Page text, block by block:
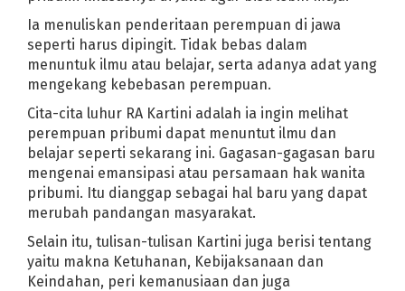
CAPRES DAN CAWAPRES TAHUN 2019
Prabowo 44,29%
Pembangkit Listrik dari Sampah Hasilkan
dengan Harga Murah
Looping dalam Looping Disertai
Kasih Gayus Tambunan
Hantam Laos 6-0, Indonesia
di Grup Maut Kejuaran Bulutangkis
Penanganan Gempa Berjalan Cepat, SBY Puas
Lengkap Sepakbola Piala Dunia 2010
Dalam Dua Pekan, KCB 2 Ditonton 1,5 Juta
United Incar Zidane Baru
Ferrari 458 Polesan Teknologi
Sharapova, Petenis Wanita Berpenghasilan Tertinggi
Amerika, Bukti Gagalnya Kapitalisme
Google Chrome Susupi
Ia menuliskan penderitaan perempuan di jawa
seperti harus dipingit. Tidak bebas dalam
menuntuk ilmu atau belajar, serta adanya adat yang
mengekang kebebasan perempuan.
Cita-cita luhur RA Kartini adalah ia ingin melihat
perempuan pribumi dapat menuntut ilmu dan
belajar seperti sekarang ini. Gagasan-gagasan baru
mengenai emansipasi atau persamaan hak wanita
pribumi. Itu dianggap sebagai hal baru yang dapat
merubah pandangan masyarakat.
Selain itu, tulisan-tulisan Kartini juga berisi tentang
yaitu makna Ketuhanan, Kebijaksanaan dan
Keindahan, peri kemanusiaan dan juga